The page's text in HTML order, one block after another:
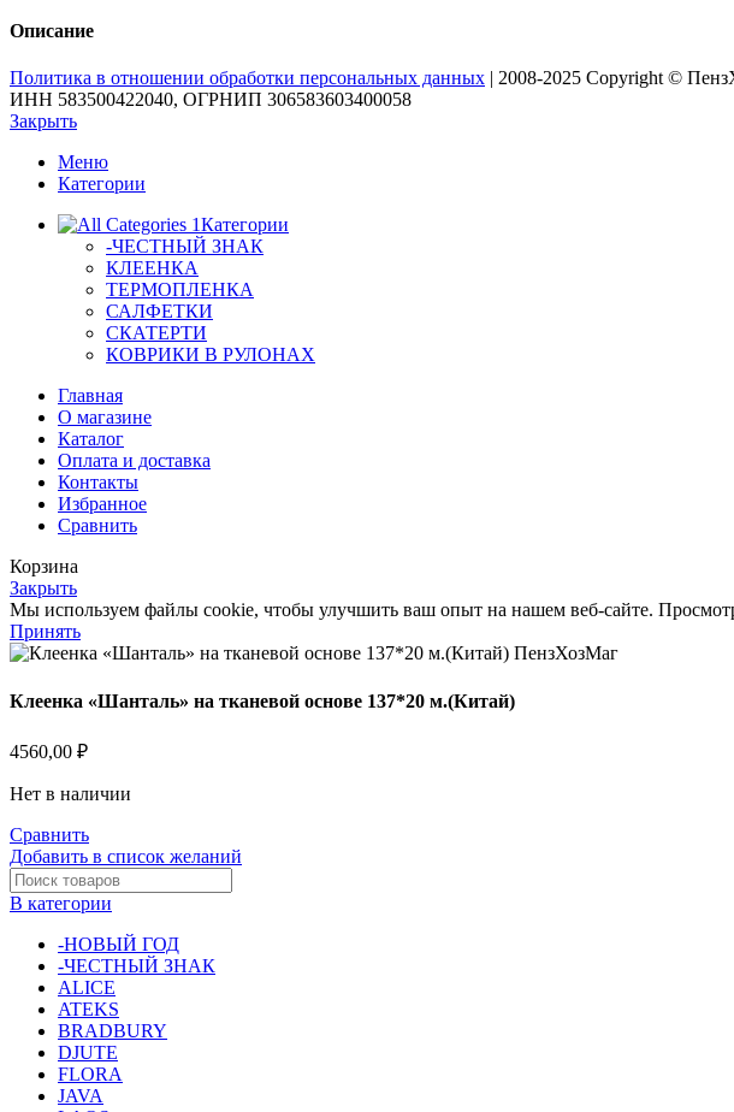
Описание
Политика в отношении обработки персональных данных | 2008-2025 Copyright ©
ИНН 583500422040, ОГРНИП 306583603400058
Закрыть
Меню
Категории
Категории
-ЧЕСТНЫЙ ЗНАК
КЛЕЕНКА
ТЕРМОПЛЕНКА
САЛФЕТКИ
СКАТЕРТИ
КОВРИКИ В РУЛОНАХ
Главная
О магазине
Каталог
Оплата и доставка
Контакты
Избранное
Сравнить
Корзина
Закрыть
Мы используем файлы cookie, чтобы улучшить ваш опыт на нашем веб-сайте.
Принять
Клеенка «Шанталь» на тканевой основе 137*20 м.(Китай)
4560,00 ₽
Нет в наличии
Сравнить
Добавить в список желаний
В категории
-НОВЫЙ ГОД
-ЧЕСТНЫЙ ЗНАК
ALICE
ATEKS
BRADBURY
DJUTE
FLORA
JAVA